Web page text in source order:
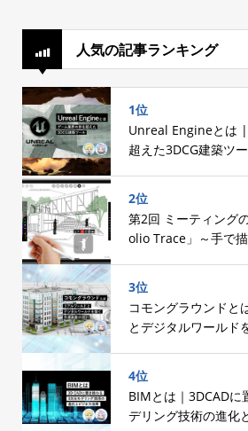
人気の記事ランキング
1位
Unreal Engineとは
超えた3DCG建築ツ
2位
第2回 ミーティング
olio Trace」～手で
3位
コモングラウンドと
とデジタルワールド
4位
BIMとは｜3DCADに
デリング技術の進化